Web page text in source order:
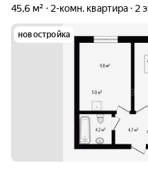
45,6 м² 2-комн. квартира 2
новостройка